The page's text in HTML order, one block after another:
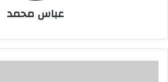
عباس محمد